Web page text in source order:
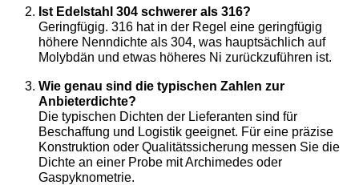
Ist Edelstahl 304 schwerer als 316?
Geringfügig. 316 hat in der Regel eine geringfügig
höhere Nenndichte als 304, was hauptsächlich auf
Molybdän und etwas höheres Ni zurückzuführen ist.
Wie genau sind die typischen Zahlen zur
Anbieterdichte?
Die typischen Dichten der Lieferanten sind für
Beschaffung und Logistik geeignet. Für eine präzise
Konstruktion oder Qualitätssicherung messen Sie die
Dichte an einer Probe mit Archimedes oder
Gaspyknometrie.